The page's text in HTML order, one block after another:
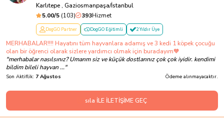
Karlıtepe , Gaziosmanpaşa/İstanbul
5.00/5 (103) 393Hizmet
DogGO Partner DogGO Eğitimli 2 Yıldır Üye
MERHABALAR!!!! Hayatını tüm hayvanlara adamış ve 3 kedi 1 köpek çocuğu
olan bir öğrenci olarak sizlere yardımcı olmak için buradayım🧡
"merhabalar nasılsınız? Umarım siz ve küçük dostlarınız çok çok iyidir. kendimi
bildim bileli hayvan ..."
Son Aktiflik: 7 Ağustos Ödeme alınmayacaktır.
sıla İLE İLETİŞİME GEÇ